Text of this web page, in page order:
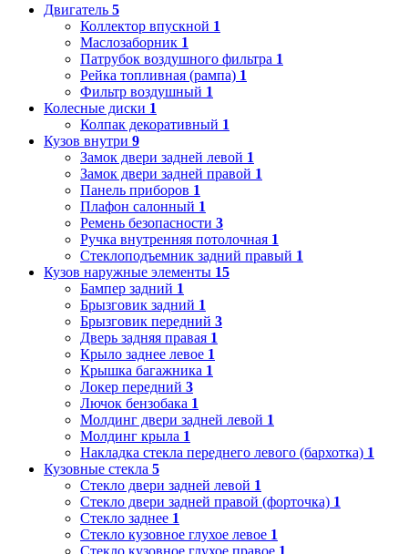
Двигатель 5
Коллектор впускной 1
Маслозаборник 1
Патрубок воздушного фильтра 1
Рейка топливная (рампа) 1
Фильтр воздушный 1
Колесные диски 1
Колпак декоративный 1
Кузов внутри 9
Замок двери задней левой 1
Замок двери задней правой 1
Панель приборов 1
Плафон салонный 1
Ремень безопасности 3
Ручка внутренняя потолочная 1
Стеклоподъемник задний правый 1
Кузов наружные элементы 15
Бампер задний 1
Брызговик задний 1
Брызговик передний 3
Дверь задняя правая 1
Крыло заднее левое 1
Крышка багажника 1
Локер передний 3
Лючок бензобака 1
Молдинг двери задней левой 1
Молдинг крыла 1
Накладка стекла переднего левого (бархотка) 1
Кузовные стекла 5
Стекло двери задней левой 1
Стекло двери задней правой (форточка) 1
Стекло заднее 1
Стекло кузовное глухое левое 1
Стекло кузовное глухое правое 1